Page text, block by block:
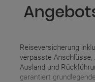
Reiseversicherung
verpasste
Ausland und
garantiert